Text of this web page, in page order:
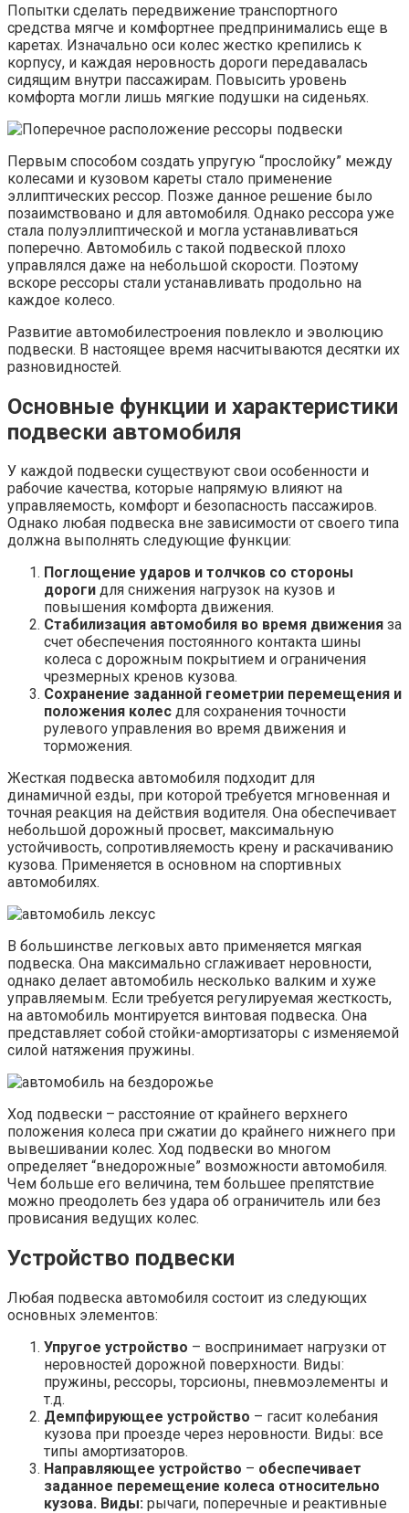
Попытки сделать передвижение транспортного
средства мягче и комфортнее предпринимались еще в
каретах. Изначально оси колес жестко крепились к
корпусу, и каждая неровность дороги передавалась
сидящим внутри пассажирам. Повысить уровень
комфорта могли лишь мягкие подушки на сиденьях.
Первым способом создать упругую “прослойку” между
колесами и кузовом кареты стало применение
эллиптических рессор. Позже данное решение было
позаимствовано и для автомобиля. Однако рессора уже
стала полуэллиптической и могла устанавливаться
поперечно. Автомобиль с такой подвеской плохо
управлялся даже на небольшой скорости. Поэтому
вскоре рессоры стали устанавливать продольно на
каждое колесо.
Развитие автомобилестроения повлекло и эволюцию
подвески. В настоящее время насчитываются десятки их
разновидностей.
Основные функции и характеристики
подвески автомобиля
У каждой подвески существуют свои особенности и
рабочие качества, которые напрямую влияют на
управляемость, комфорт и безопасность пассажиров.
Однако любая подвеска вне зависимости от своего типа
должна выполнять следующие функции:
Поглощение ударов и толчков со стороны
дороги для снижения нагрузок на кузов и
повышения комфорта движения.
Стабилизация автомобиля во время движения за
счет обеспечения постоянного контакта шины
колеса с дорожным покрытием и ограничения
чрезмерных кренов кузова.
Сохранение заданной геометрии перемещения и
положения колес для сохранения точности
рулевого управления во время движения и
торможения.
Жесткая подвеска автомобиля подходит для
динамичной езды, при которой требуется мгновенная и
точная реакция на действия водителя. Она обеспечивает
небольшой дорожный просвет, максимальную
устойчивость, сопротивляемость крену и раскачиванию
кузова. Применяется в основном на спортивных
автомобилях.
В большинстве легковых авто применяется мягкая
подвеска. Она максимально сглаживает неровности,
однако делает автомобиль несколько валким и хуже
управляемым. Если требуется регулируемая жесткость,
на автомобиль монтируется винтовая подвеска. Она
представляет собой стойки-амортизаторы с изменяемой
силой натяжения пружины.
Ход подвески – расстояние от крайнего верхнего
положения колеса при сжатии до крайнего нижнего при
вывешивании колес. Ход подвески во многом
определяет “внедорожные” возможности автомобиля.
Чем больше его величина, тем большее препятствие
можно преодолеть без удара об ограничитель или без
провисания ведущих колес.
Устройство подвески
Любая подвеска автомобиля состоит из следующих
основных элементов:
Упругое устройство – воспринимает нагрузки от
неровностей дорожной поверхности. Виды:
пружины, рессоры, торсионы, пневмоэлементы и
т.д.
Демпфирующее устройство – гасит колебания
кузова при проезде через неровности. Виды: все
типы амортизаторов.
Направляющее устройство – обеспечивает
заданное перемещение колеса относительно
кузова. Виды: рычаги, поперечные и реактивные